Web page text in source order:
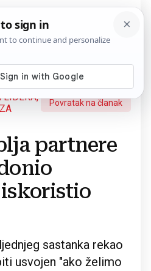
LIDERA,
Povratak na članak
partnere
sastanka rekao
usvojen "ako želimo